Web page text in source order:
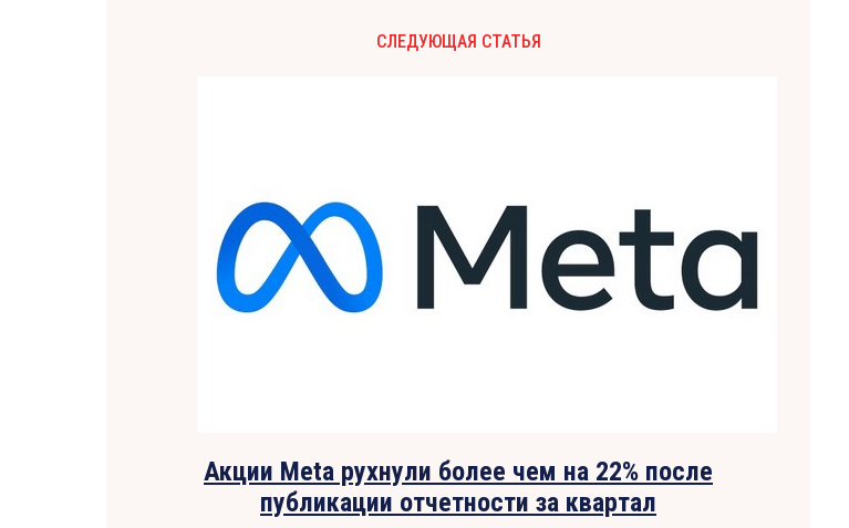
СЛЕДУЮЩАЯ СТАТЬЯ
Акции Meta рухнули более чем на 22% после
публикации отчетности за квартал